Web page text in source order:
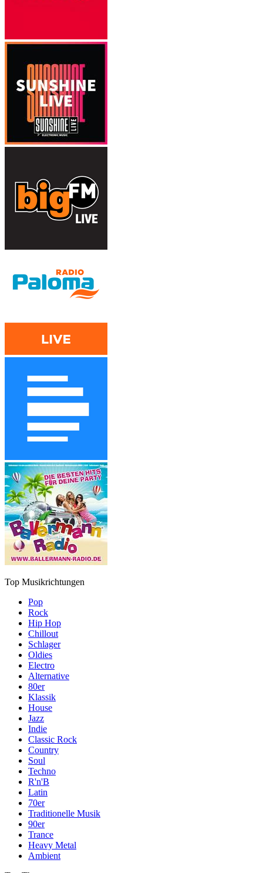
Top Musikrichtungen
Pop
Rock
Hip Hop
Chillout
Schlager
Oldies
Electro
Alternative
80er
Klassik
House
Jazz
Indie
Classic Rock
Country
Soul
Techno
R'n'B
Latin
70er
Traditionelle Musik
90er
Trance
Heavy Metal
Ambient